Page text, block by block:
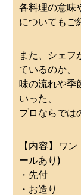
各料理の意味
についてもご
また、シェフ
ているのか、
味の流れや季
いった、
プロならでは
【内容】ワ
ールあり)
・先付
・お造り